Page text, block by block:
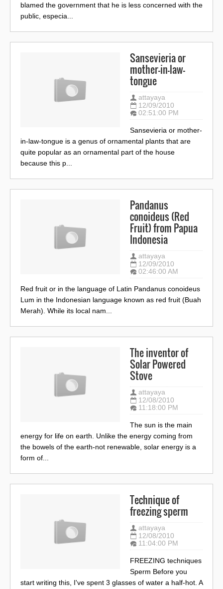
blamed the government that he is less concerned with the
public, especia...
Sansevieria or
mother-in-law-
tongue
attayaya
12/09/2010
02:51:00 PM
Sansevieria or mother-
in-law-tongue is a genus of ornamental plants that are
quite popular as an ornamental part of the house
because this p...
Pandanus
conoideus (Red
Fruit) from Papua
Indonesia
attayaya
12/09/2010
02:46:00 AM
Red fruit or in the language of Latin Pandanus conoideus
Lum in the Indonesian language known as red fruit (Buah
Merah). While its local nam...
The inventor of
Solar Powered
Stove
attayaya
12/08/2010
11:18:00 PM
The sun is the main
energy for life on earth. Unlike the energy coming from
the bowels of the earth-not renewable, solar energy is a
form of...
Technique of
freezing sperm
attayaya
12/08/2010
11:04:00 PM
FREEZING techniques
Sperm Before you
start writing this, I've spent 3 glasses of water a half-hot. A